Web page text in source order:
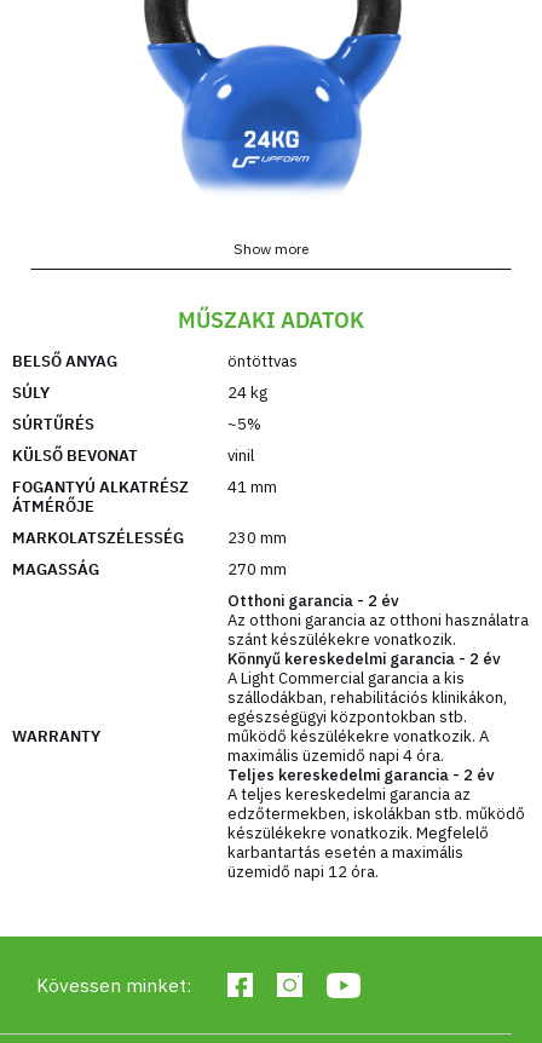
Az UpForm vinil öntöttvas kettlebell egy olyan
súlytípus, amely egyesíti az öntöttvas és a vinil
előnyeit.
Az öntöttvas használatának köszönhetően a
kettlebell ellenáll a mechanikai sérüléseknek, a
vinil bevonat pedig védi a felületet a karcolásoktól
és a korróziótól, valamint csökkenti a padló és
egyéb felületek károsodásának kockázatát, ami
fontos az otthoni edzés során. Emellett élénk
színeiknek köszönhetően vonzó megjelenésűek,
ami ösztönző lehet az edzésre.
Hogyan válasszuk ki a megfelelő súlyt?
Kezdők: Általában 4-12 kg-mal ajánlott
Közepes: A 12-16 kg-os súly megfelelő
gyakorlattal rendelkezők számára.
Speciális: Azok, akik rendszeresen edzenek,
használhatják a 16 kg-os vagy annál nagyobb
Swing kettlebell:Nagyszerű az erő és az
állóképesség fejlesztéséhez.
Show more
MŰSZAKI ADATOK
BELSŐ ANYAG
öntöttvas
SÚLY
24 kg
SÚRTŰRÉS
~5%
KÜLSŐ BEVONAT
vinil
FOGANTYÚ ALKATRÉSZ
ÁTMÉRŐJE
41 mm
MARKOLATSZÉLESSÉG
230 mm
MAGASSÁG
270 mm
WARRANTY
Otthoni garancia - 2 év
Az otthoni garancia az otthoni használatra
szánt készülékekre vonatkozik.
Könnyű kereskedelmi garancia - 2 év
A Light Commercial garancia a kis
szállodákban, rehabilitációs klinikákon,
egészségügyi központokban stb.
működő készülékekre vonatkozik. A
maximális üzemidő napi 4 óra.
Teljes kereskedelmi garancia - 2 év
A teljes kereskedelmi garancia az
edzőtermekben, iskolákban stb. működő
készülékekre vonatkozik. Megfelelő
karbantartás esetén a maximális
üzemidő napi 12 óra.
Kövessen minket: